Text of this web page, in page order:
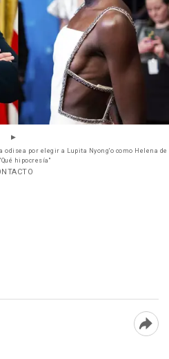
odisea por elegir a Lupita Nyong'o como Helena de
hipocresía"